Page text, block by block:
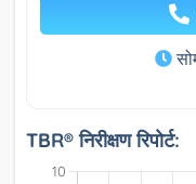
TBR® निरीक्षण रिपोर्ट: